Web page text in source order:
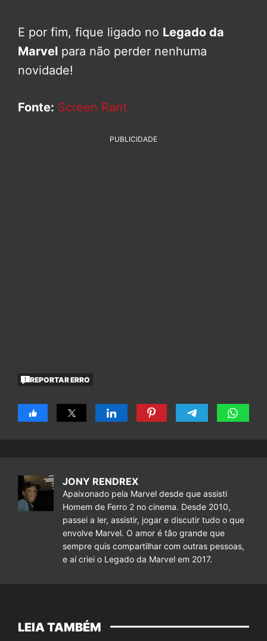
E por fim, fique ligado no Legado da
Marvel para não perder nenhuma
novidade!
Fonte: Screen Rant
PUBLICIDADE
REPORTAR ERRO
JONY RENDREX
Apaixonado pela Marvel desde que assisti
Homem de Ferro 2 no cinema. Desde 2010,
passei a ler, assistir, jogar e discutir tudo o que
envolve Marvel. O amor é tão grande que
sempre quis compartilhar com outras pessoas,
e aí criei o Legado da Marvel em 2017.
LEIA TAMBÉM